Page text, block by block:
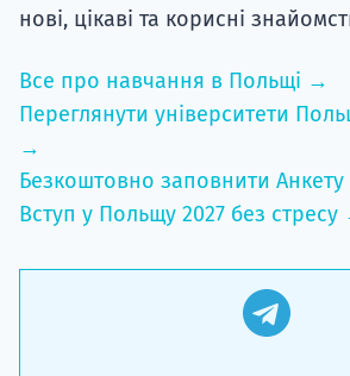
нові, цікаві та корисні
Все про навчання в Польщі →
Переглянути університети
→
Безкоштовно заповнити Анкету
Вступ у Польщу 2027 без стресу